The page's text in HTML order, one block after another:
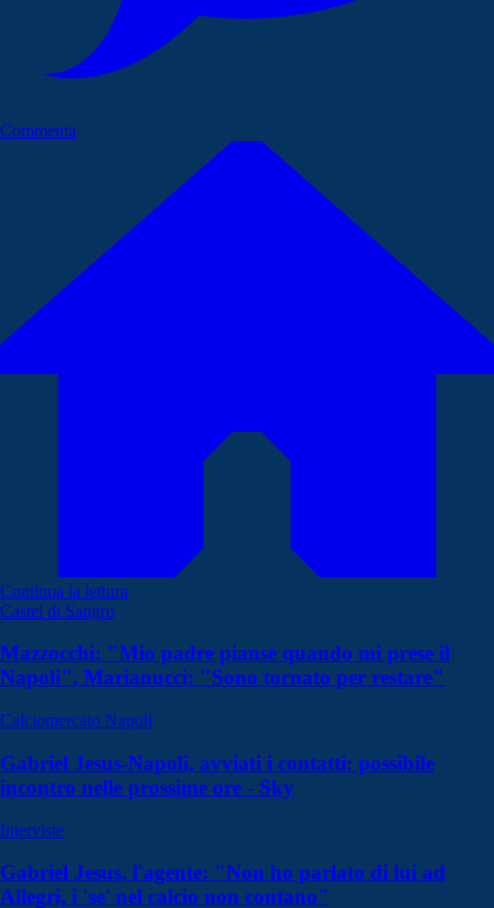
Commenta
Continua la lettura
Castel di Sangro
Mazzocchi: "Mio padre pianse quando mi prese il
Napoli", Marianucci: "Sono tornato per restare"
Calciomercato Napoli
Gabriel Jesus-Napoli, avviati i contatti: possibile
incontro nelle prossime ore - Sky
Interviste
Gabriel Jesus, l'agente: "Non ho parlato di lui ad
Allegri, i 'se' nel calcio non contano"